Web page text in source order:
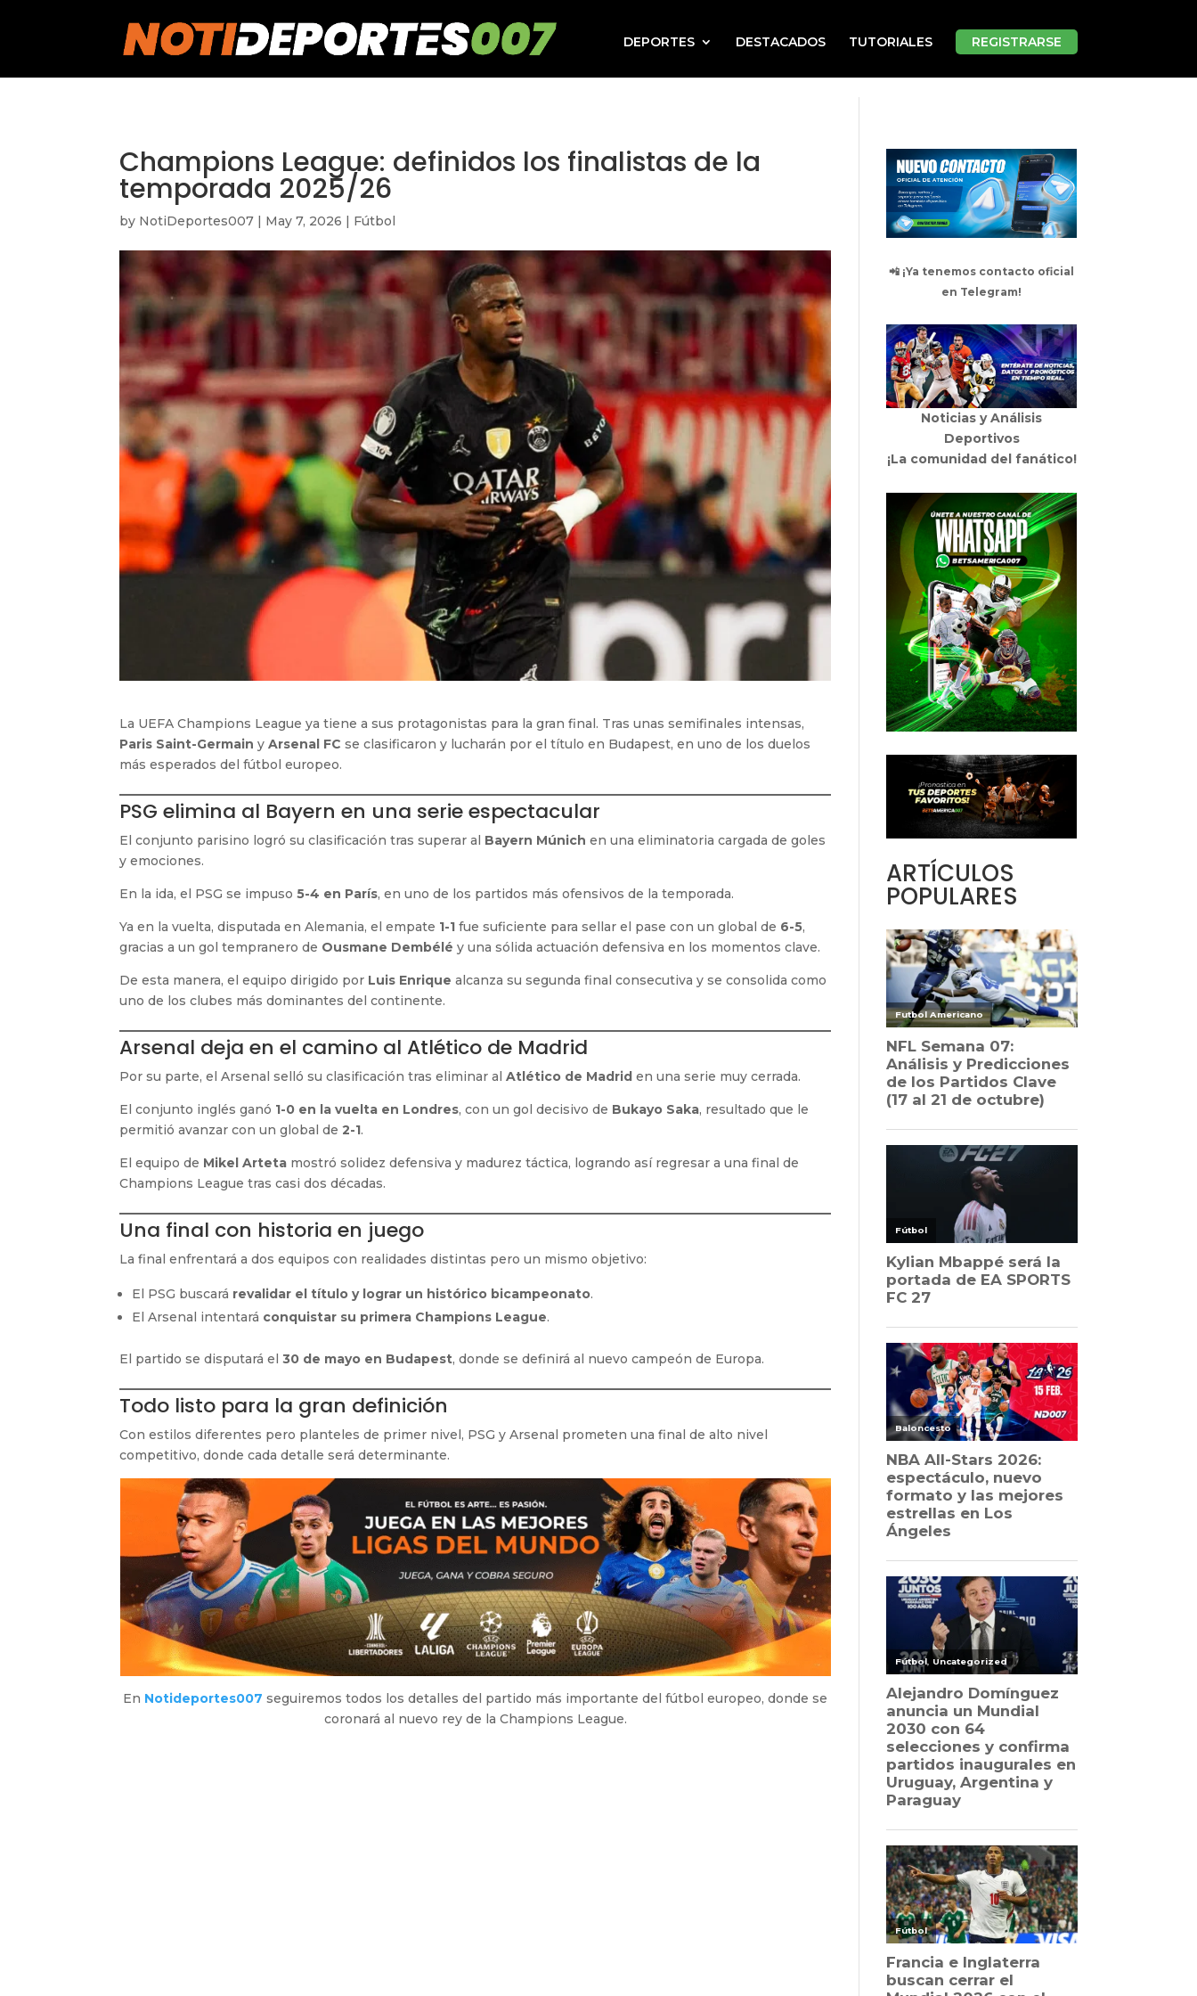
DEPORTES
DESTACADOS TUTORIALES REGISTRARSE
Champions League: definidos los finalistas de la
temporada 2025/26
by NotiDeportes007 | May 7, 2026 | Fútbol
La UEFA Champions League ya tiene a sus protagonistas para la gran final. Tras unas semifinales intensas,
Paris Saint-Germain yArsenal FC se clasificaron y lucharán por el título en Budapest, en uno de los duelos
más esperados del fútbol europeo.
PSG elimina al Bayern en una serie espectacular
El conjunto parisino logró su clasificación tras superar al Bayern Múnich en una eliminatoria cargada de goles
y emociones.
En la ida, el PSG se impuso5-4 en París, en uno de los partidos más ofensivos de la temporada.
Ya en la vuelta, disputada en Alemania, el empate 1-1 fue suficiente para sellar el pase con un global de 6-5,
gracias a un gol tempranero de Ousmane Dembélé y una sólida actuación defensiva en los momentos clave.
De esta manera, el equipo dirigido por Luis Enrique alcanza su segunda final consecutiva y se consolida como
uno de los clubes más dominantes del continente.
Arsenal deja en el camino al Atlético de Madrid
Por su parte, el Arsenal selló su clasificación tras eliminar alAtlético de Madrid en una serie muy cerrada.
El conjunto inglés ganó 1-0 en la vuelta en Londres, con un gol decisivo de Bukayo Saka, resultado que le
permitió avanzar con un global de2-1.
El equipo de Mikel Arteta mostró solidez defensiva y madurez táctica, logrando así regresar a una final de
Champions League tras casi dos décadas.
Una final con historia en juego
La final enfrentará a dos equipos con realidades distintas pero un mismo objetivo:
El PSG buscará revalidar el título y lograr un histórico bicampeonato.
El Arsenal intentará conquistar su primera Champions League.
El partido se disputará el30 de mayo en Budapest, donde se definirá al nuevo campeón de Europa.
Todo listo para la gran definición
Con estilos diferentes pero planteles de primer nivel, PSG y Arsenal prometen una final de alto nivel
competitivo, donde cada detalle será determinante.
En Notideportes007 seguiremos todos los detalles del partido más importante del fútbol europeo, donde se
coronará al nuevo rey de la Champions League.
📲 ¡Ya tenemos contacto oficial
en Telegram!
Noticias y Análisis
Deportivos
¡La comunidad del fanático!
ARTÍCULOS
POPULARES